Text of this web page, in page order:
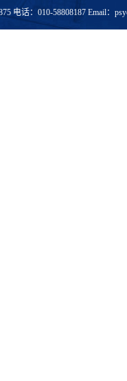
电话：010-58808187 Email：